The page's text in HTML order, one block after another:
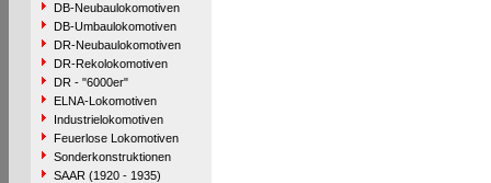
DB-Neubaulokomotiven
DB-Umbaulokomotiven
DR-Neubaulokomotiven
DR-Rekolokomotiven
DR - "6000er"
ELNA-Lokomotiven
Industrielokomotiven
Feuerlose Lokomotiven
Sonderkonstruktionen
SAAR (1920 - 1935)